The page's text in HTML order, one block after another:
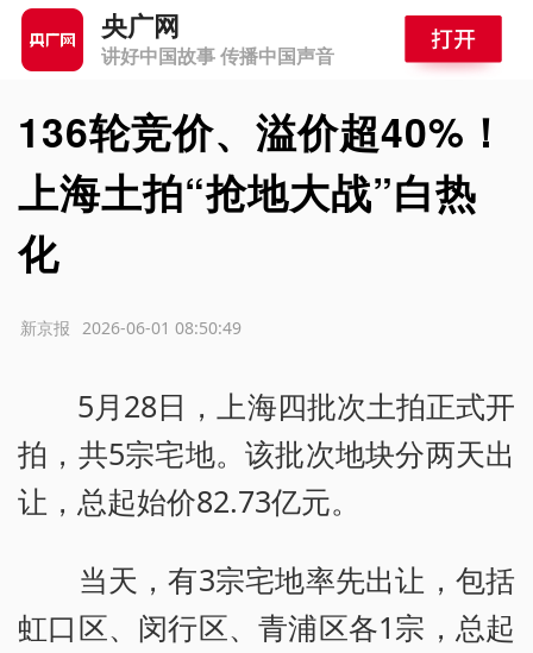
央广网
讲好中国故事 传播中国声音
136轮竞价、溢价超40%！
上海土拍“抢地大战”白热
化
2026-06-01 08:50:49
新京报
5月28日，上海四批次土拍正式开
拍，共5宗宅地。该批次地块分两天出
让，总起始价82.73亿元。
当天，有3宗宅地率先出让，包括
虹口区、闵行区、青浦区各1宗，总起